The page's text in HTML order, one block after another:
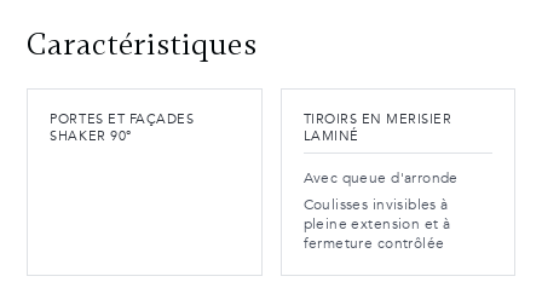
Caractéristiques
PORTES ET FAÇADES
SHAKER 90°
TIROIRS EN MERISIER
LAMINÉ
Avec queue d'arronde
Coulisses invisibles à
pleine extension et à
fermeture contrôlée